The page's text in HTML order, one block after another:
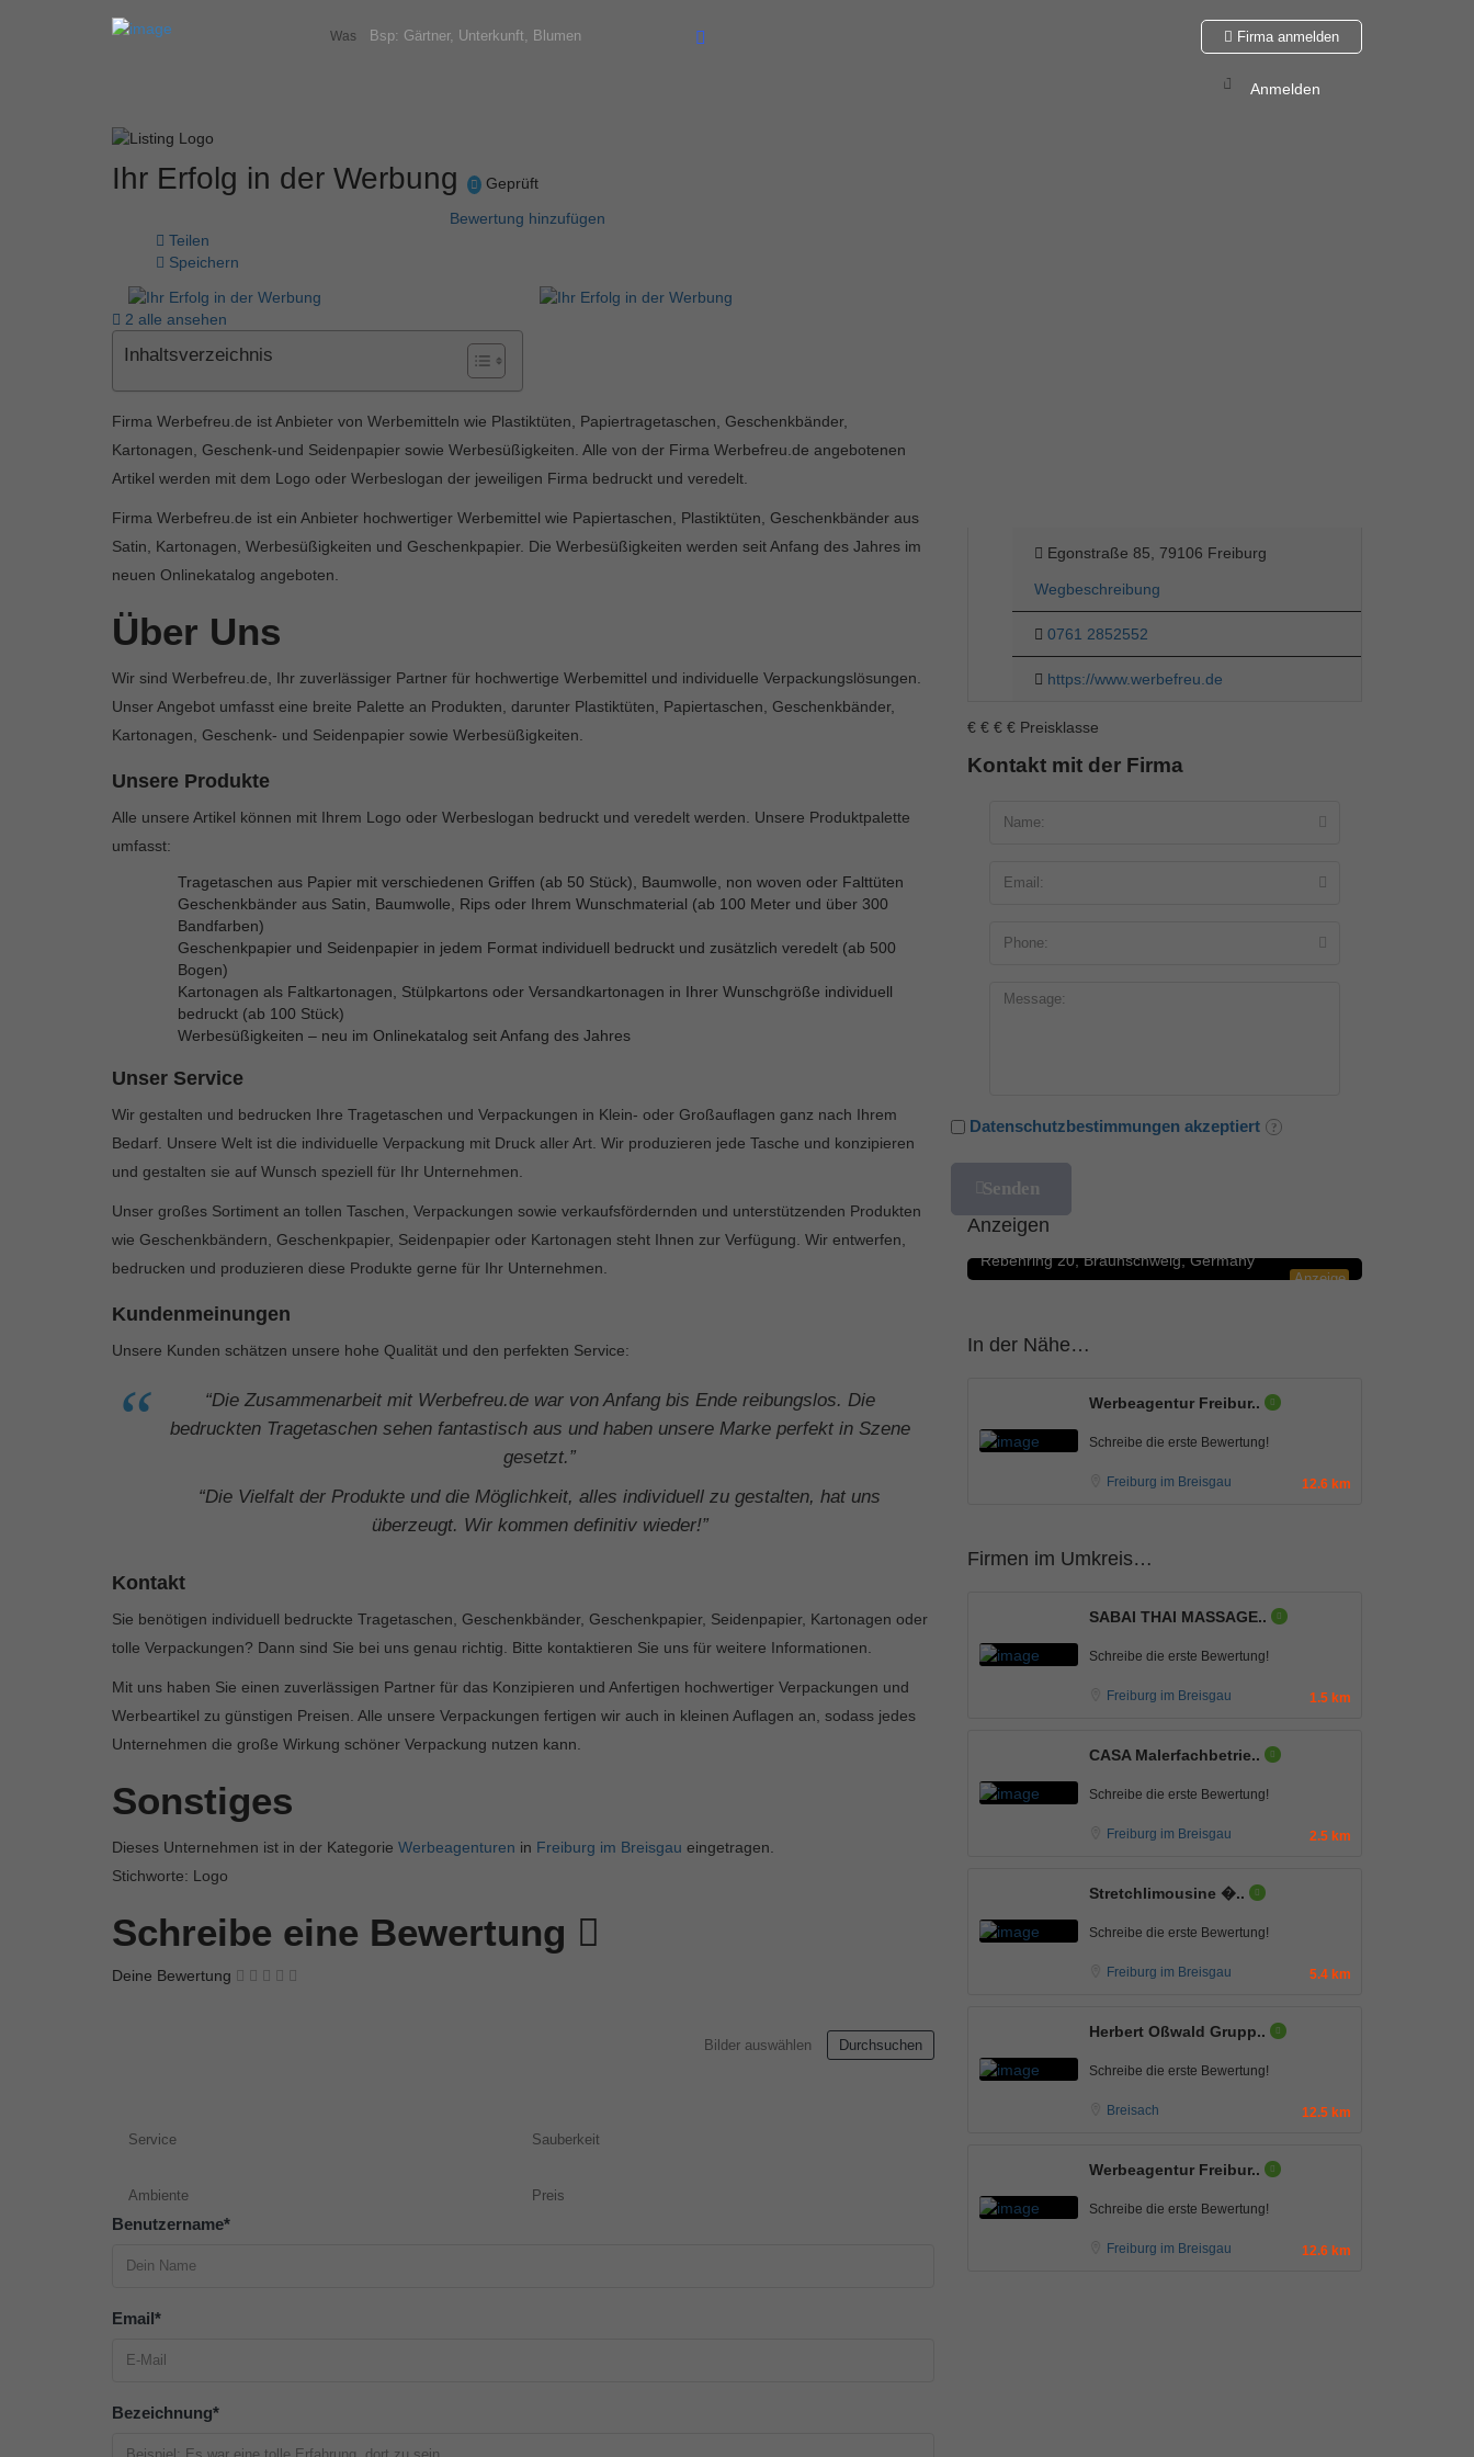
Was Firma anmelden
Anmelden
Ihr Erfolg in der Werbung
Geprüft
Bewertung hinzufügen
Teilen
Speichern
2 alle ansehen
Inhaltsverzeichnis
Firma Werbefreu.de ist Anbieter von Werbemitteln wie Plastiktüten, Papiertragetaschen, Geschenkbänder,
Kartonagen, Geschenk-und Seidenpapier sowie Werbesüßigkeiten. Alle von der Firma Werbefreu.de angebotenen
Artikel werden mit dem Logo oder Werbeslogan der jeweiligen Firma bedruckt und veredelt.
Firma Werbefreu.de ist ein Anbieter hochwertiger Werbemittel wie Papiertaschen, Plastiktüten, Geschenkbänder aus
Satin, Kartonagen, Werbesüßigkeiten und Geschenkpapier. Die Werbesüßigkeiten werden seit Anfang des Jahres im
neuen Onlinekatalog angeboten.
Über Uns
Wir sind Werbefreu.de, Ihr zuverlässiger Partner für hochwertige Werbemittel und individuelle Verpackungslösungen.
Unser Angebot umfasst eine breite Palette an Produkten, darunter Plastiktüten, Papiertaschen, Geschenkbänder,
Kartonagen, Geschenk- und Seidenpapier sowie Werbesüßigkeiten.
Unsere Produkte
Alle unsere Artikel können mit Ihrem Logo oder Werbeslogan bedruckt und veredelt werden. Unsere Produktpalette
umfasst:
Tragetaschen aus Papier mit verschiedenen Griffen (ab 50 Stück), Baumwolle, non woven oder Falttüten
Geschenkbänder aus Satin, Baumwolle, Rips oder Ihrem Wunschmaterial (ab 100 Meter und über 300
Bandfarben)
Geschenkpapier und Seidenpapier in jedem Format individuell bedruckt und zusätzlich veredelt (ab 500
Bogen)
Kartonagen als Faltkartonagen, Stülpkartons oder Versandkartonagen in Ihrer Wunschgröße individuell
bedruckt (ab 100 Stück)
Werbesüßigkeiten – neu im Onlinekatalog seit Anfang des Jahres
Unser Service
Wir gestalten und bedrucken Ihre Tragetaschen und Verpackungen in Klein- oder Großauflagen ganz nach Ihrem
Bedarf. Unsere Welt ist die individuelle Verpackung mit Druck aller Art. Wir produzieren jede Tasche und konzipieren
und gestalten sie auf Wunsch speziell für Ihr Unternehmen.
Unser großes Sortiment an tollen Taschen, Verpackungen sowie verkaufsfördernden und unterstützenden Produkten
wie Geschenkbändern, Geschenkpapier, Seidenpapier oder Kartonagen steht Ihnen zur Verfügung. Wir entwerfen,
bedrucken und produzieren diese Produkte gerne für Ihr Unternehmen.
Kundenmeinungen
Unsere Kunden schätzen unsere hohe Qualität und den perfekten Service:
“Die Zusammenarbeit mit Werbefreu.de war von Anfang bis Ende reibungslos. Die
bedruckten Tragetaschen sehen fantastisch aus und haben unsere Marke perfekt in Szene
gesetzt.”
“Die Vielfalt der Produkte und die Möglichkeit, alles individuell zu gestalten, hat uns
überzeugt. Wir kommen definitiv wieder!”
Kontakt
Sie benötigen individuell bedruckte Tragetaschen, Geschenkbänder, Geschenkpapier, Seidenpapier, Kartonagen oder
tolle Verpackungen? Dann sind Sie bei uns genau richtig. Bitte kontaktieren Sie uns für weitere Informationen.
Mit uns haben Sie einen zuverlässigen Partner für das Konzipieren und Anfertigen hochwertiger Verpackungen und
Werbeartikel zu günstigen Preisen. Alle unsere Verpackungen fertigen wir auch in kleinen Auflagen an, sodass jedes
Unternehmen die große Wirkung schöner Verpackung nutzen kann.
Sonstiges
Dieses Unternehmen ist in der Kategorie Werbeagenturen in Freiburg im Breisgau eingetragen.
Stichworte: Logo
Schreibe eine Bewertung
Deine Bewertung
Bilder auswählen Durchsuchen
Service Sauberkeit
Ambiente Preis
Benutzername*
Email*
Bezeichnung*
Egonstraße 85, 79106 Freiburg
Wegbeschreibung
0761 2852552
https://www.werbefreu.de
€ € € € Preisklasse
Kontakt mit der Firma
Datenschutzbestimmungen akzeptiert
Anzeigen
Anzeige
Blumengeschäfte
Rosenbote.de – Blumenversand für Blumen
Rebenring 20, Braunschweig, Germany
In der Nähe…
Werbeagentur Freibur..
Schreibe die erste Bewertung!
Freiburg im Breisgau 12.6 km
Firmen im Umkreis…
SABAI THAI MASSAGE..
Schreibe die erste Bewertung!
Freiburg im Breisgau 1.5 km
CASA Malerfachbetrie..
Schreibe die erste Bewertung!
Freiburg im Breisgau 2.5 km
Stretchlimousine �..
Schreibe die erste Bewertung!
Freiburg im Breisgau 5.4 km
Herbert Oßwald Grupp..
Schreibe die erste Bewertung!
Breisach 12.5 km
Werbeagentur Freibur..
Schreibe die erste Bewertung!
Freiburg im Breisgau 12.6 km